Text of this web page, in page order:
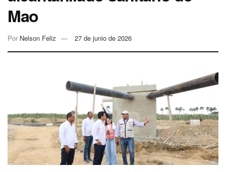
Mao
Por Nelson Feliz 27 de junio de 2026